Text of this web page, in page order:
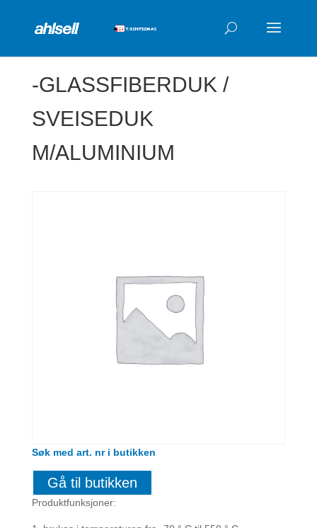
-GLASSFIBERDUK /
SVEISEDUK
M/ALUMINIUM
Søk med art. nr i butikken
Gå til butikken
Produktfunksjoner: